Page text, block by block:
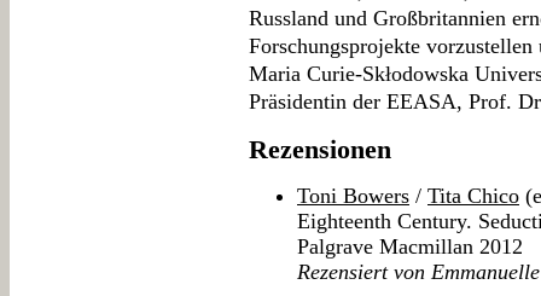
Russland und Großbritannien
Forschungsprojekte
Maria Curie-Skłodowska
Präsidentin der EEASA, Prof.
Rezensionen
Toni Bowers / Tita Chico
Eighteenth Century.
Palgrave Macmillan 2012
Rezensiert von